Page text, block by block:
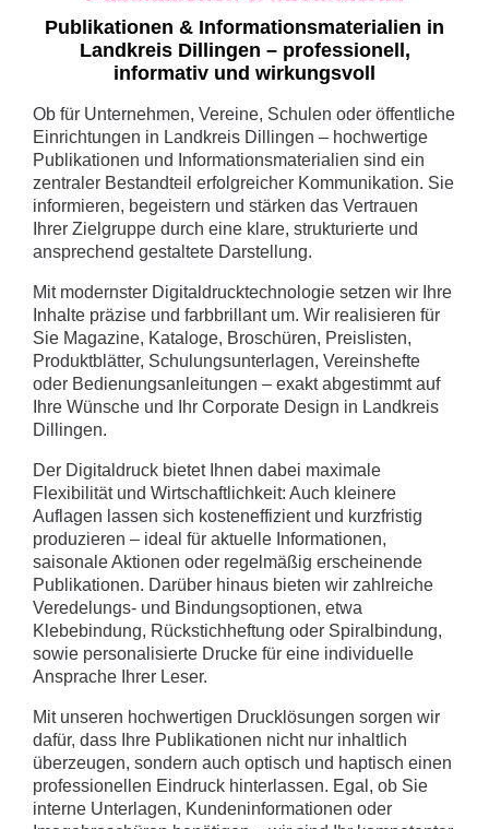
Publikationen & Informationsmaterialien in
Landkreis Dillingen – professionell,
informativ und wirkungsvoll
Ob für Unternehmen, Vereine, Schulen oder öffentliche
Einrichtungen in Landkreis Dillingen – hochwertige
Publikationen und Informationsmaterialien sind ein
zentraler Bestandteil erfolgreicher Kommunikation. Sie
informieren, begeistern und stärken das Vertrauen
Ihrer Zielgruppe durch eine klare, strukturierte und
ansprechend gestaltete Darstellung.
Mit modernster Digitaldrucktechnologie setzen wir Ihre
Inhalte präzise und farbbrillant um. Wir realisieren für
Sie Magazine, Kataloge, Broschüren, Preislisten,
Produktblätter, Schulungsunterlagen, Vereinshefte
oder Bedienungsanleitungen – exakt abgestimmt auf
Ihre Wünsche und Ihr Corporate Design in Landkreis
Dillingen.
Der Digitaldruck bietet Ihnen dabei maximale
Flexibilität und Wirtschaftlichkeit: Auch kleinere
Auflagen lassen sich kosteneffizient und kurzfristig
produzieren – ideal für aktuelle Informationen,
saisonale Aktionen oder regelmäßig erscheinende
Publikationen. Darüber hinaus bieten wir zahlreiche
Veredelungs- und Bindungsoptionen, etwa
Klebebindung, Rückstichheftung oder Spiralbindung,
sowie personalisierte Drucke für eine individuelle
Ansprache Ihrer Leser.
Mit unseren hochwertigen Drucklösungen sorgen wir
dafür, dass Ihre Publikationen nicht nur inhaltlich
überzeugen, sondern auch optisch und haptisch einen
professionellen Eindruck hinterlassen. Egal, ob Sie
interne Unterlagen, Kundeninformationen oder